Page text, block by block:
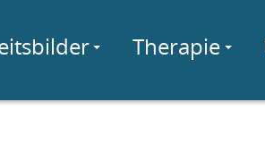
Therapie